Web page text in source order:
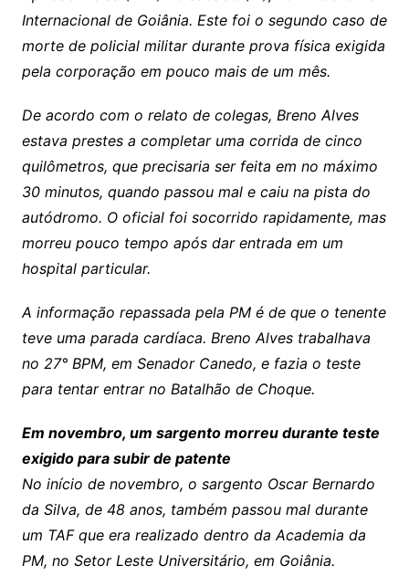
Internacional de Goiânia. Este foi o segundo caso de
morte de policial militar durante prova física exigida
pela corporação em pouco mais de um mês.
De acordo com o relato de colegas, Breno Alves
estava prestes a completar uma corrida de cinco
quilômetros, que precisaria ser feita em no máximo
30 minutos, quando passou mal e caiu na pista do
autódromo. O oficial foi socorrido rapidamente, mas
morreu pouco tempo após dar entrada em um
hospital particular.
A informação repassada pela PM é de que o tenente
teve uma parada cardíaca. Breno Alves trabalhava
no 27° BPM, em Senador Canedo, e fazia o teste
para tentar entrar no Batalhão de Choque.
Em novembro, um sargento morreu durante teste
exigido para subir de patente
No início de novembro, o sargento Oscar Bernardo
da Silva, de 48 anos, também passou mal durante
um TAF que era realizado dentro da Academia da
PM, no Setor Leste Universitário, em Goiânia.